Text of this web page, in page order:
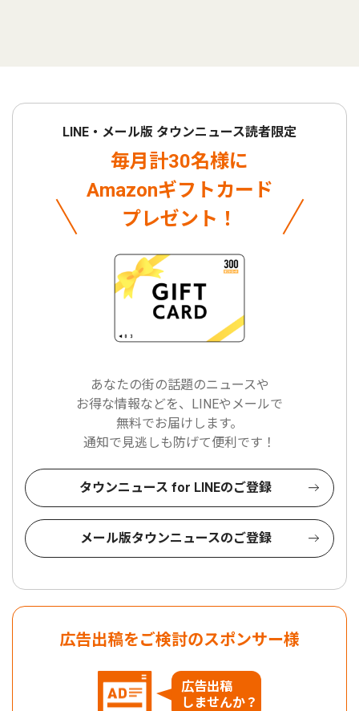
LINE・メール版 タウンニュース読者限定
毎月計30名様に
Amazonギフトカード
プレゼント！
あなたの街の話題のニュースや
お得な情報などを、LINEやメールで
無料でお届けします。
通知で見逃しも防げて便利です！
タウンニュース for LINEのご登録
メール版タウンニュースのご登録
広告出稿をご検討のスポンサー様
広告出稿
しませんか？